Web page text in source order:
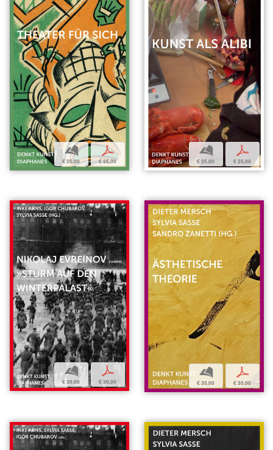
b
€ 25,00
p
€ 25,00
b
€ 25,00
p
€ 25,00
b
€ 30,00
p
€ 30,00
b
€ 35,00
p
€ 35,00